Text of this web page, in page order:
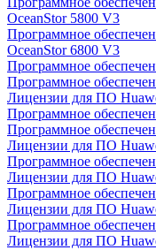
OceanStor 5800 V3
Программное
OceanStor 6800 V3
Программное
Программное
Лицензии для ПО
Программное
Программное
Лицензии для ПО
Программное
Лицензии для ПО
Программное
Лицензии для ПО
Программное
Лицензии для ПО